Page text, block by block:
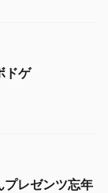
ゲ
レゼンツ忘年